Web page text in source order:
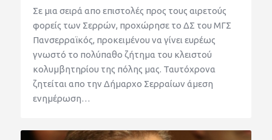
Σε μια σειρά απο επιστολές προς τους αιρετούς
φορείς των Σερρών, προχώρησε το ΔΣ του ΜΓΣ
Πανσερραϊκός, προκειμένου να γίνει ευρέως
γνωστό το πολύπαθο ζήτημα του κλειστού
κολυμβητηρίου της πόλης μας. Ταυτόχρονα
ζητείται απο την Δήμαρχο Σερραίων άμεση
ενημέρωση…